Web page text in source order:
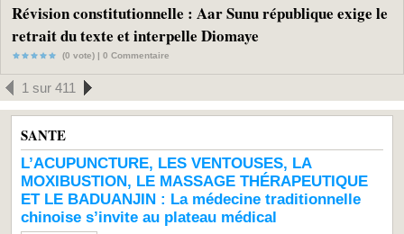
Révision constitutionnelle : Aar Sunu république exige le
retrait du texte et interpelle Diomaye
(0 vote) | 0 Commentaire
1 sur 411
SANTE
L’ACUPUNCTURE, LES VENTOUSES, LA
MOXIBUSTION, LE MASSAGE THÉRAPEUTIQUE
ET LE BADUANJIN : La médecine traditionnelle
chinoise s’invite au plateau médical